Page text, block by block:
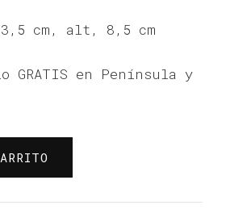
cm, alt, 8,5 cm
GRATIS en Península y